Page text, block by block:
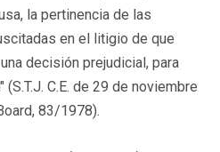
la pertinencia de las
en el litigio de que
decisión prejudicial, para
C.E. de 29 de noviembre
83/1978).